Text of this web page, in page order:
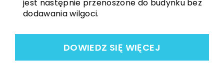
jest następnie przenoszone do budynku bez
dodawania wilgoci.
DOWIEDZ SIĘ WIĘCEJ